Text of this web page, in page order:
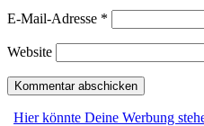
E-Mail-Adresse *
Website
Hier könnte Deine Werbung